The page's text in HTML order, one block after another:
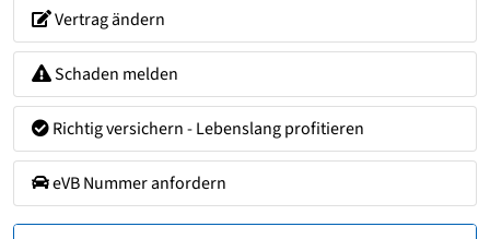
Vertrag ändern
Schaden melden
Richtig versichern - Lebenslang profitieren
eVB Nummer anfordern